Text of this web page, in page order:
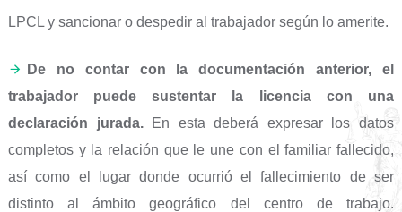
LPCL y sancionar o despedir al trabajador según lo amerite.
De no contar con la documentación anterior, el
trabajador puede sustentar la licencia con una
declaración jurada.
En esta deberá expresar los datos
completos y la relación que le une con el familiar fallecido,
así como el lugar donde ocurrió el fallecimiento de ser
distinto al ámbito geográfico del centro de trabajo.